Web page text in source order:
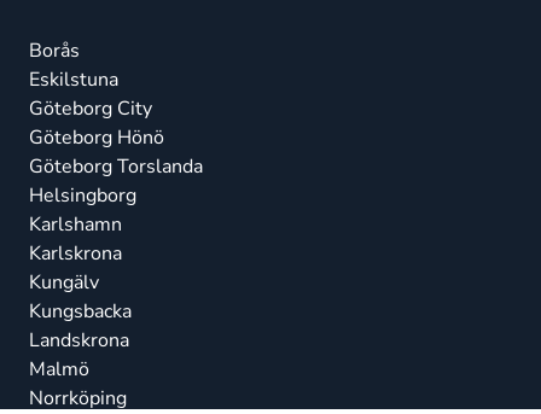
Borås
Eskilstuna
Göteborg City
Göteborg Hönö
Göteborg Torslanda
Helsingborg
Karlshamn
Karlskrona
Kungälv
Kungsbacka
Landskrona
Malmö
Norrköping